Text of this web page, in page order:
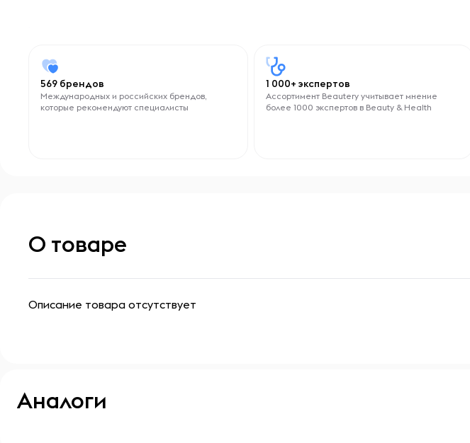
569 брендов
Международных и российских брендов,
которые рекомендуют специалисты
1 000+ экспертов
Ассортимент Beautery учитывает мнение
более 1000 экспертов в Beauty & Health
О товаре
Описание товара отсутствует
Аналоги